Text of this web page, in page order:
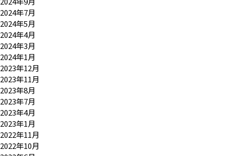
2024年7月
2024年5月
2024年4月
2024年3月
2024年1月
2023年12月
2023年11月
2023年8月
2023年7月
2023年4月
2023年1月
2022年11月
2022年10月